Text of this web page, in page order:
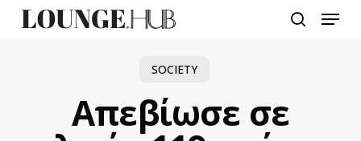
Menu
SOCIETY
Απεβίωσε σε